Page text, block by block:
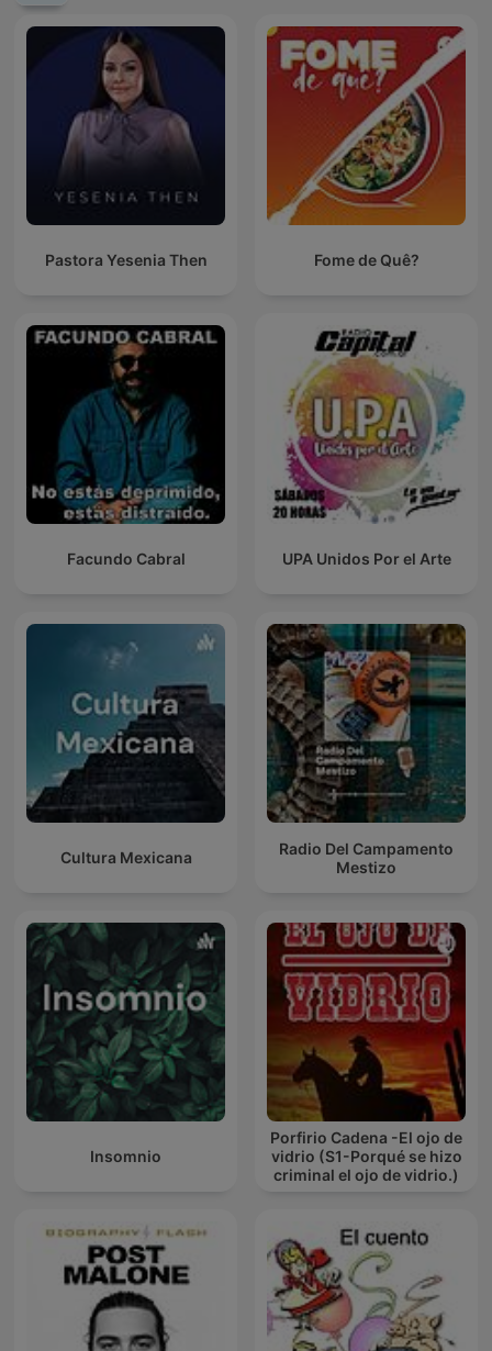
Pastora Yesenia Then Fome de Quê?
Facundo Cabral UPA Unidos Por el Arte
Cultura Mexicana
Radio Del Campamento
Mestizo
Insomnio
Porfirio Cadena -El ojo de
vidrio (S1-Porqué se hizo
criminal el ojo de vidrio.)